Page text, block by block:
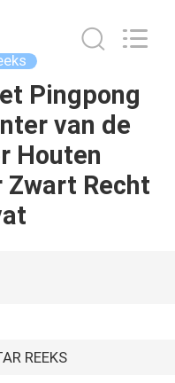
Pingpong
van de
Houten
Zwart Recht
REEKS